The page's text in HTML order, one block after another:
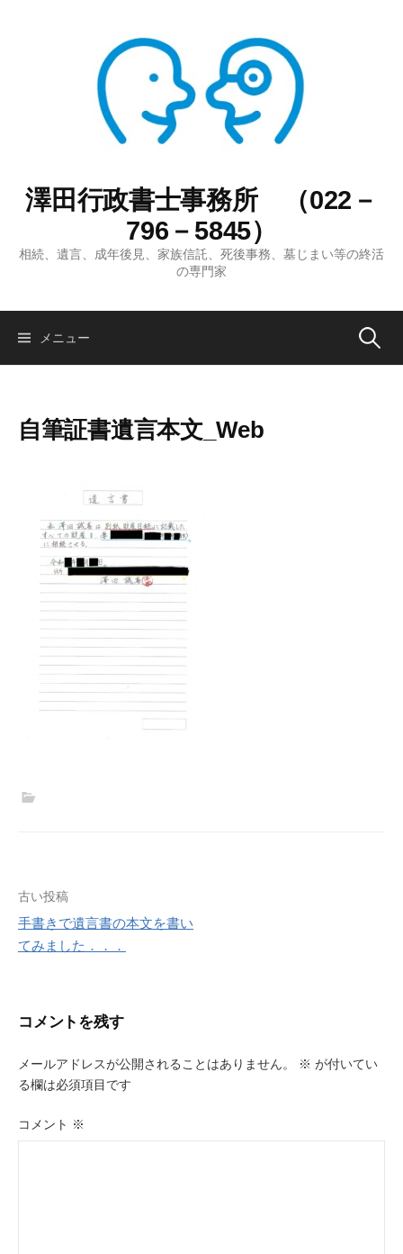
澤田行政書士事務所 （022－
796－5845）
相続、遺言、成年後見、家族信託、死後事務、墓じまい等の終活
の専門家
メニュー 検
自筆証書遺言本文_Web
投
稿
ゲ
ー
シ
ョ
古い投稿
手書きで遺言書の本文を書い
てみました．．．
コメントを残す
メールアドレスが公開されることはありません。 ※ が付いてい
る欄は必須項目です
コメント ※